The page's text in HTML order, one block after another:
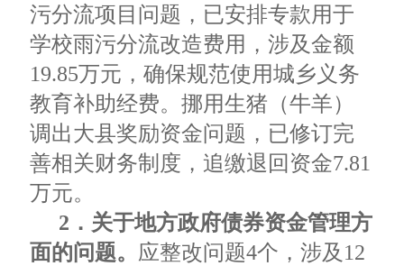
污分流项目问题，已安排专款用于
学校雨污分流改造费用，涉及金额
19.85万元，确保规范使用城乡义务
教育补助经费。挪用生猪（牛羊）
调出大县奖励资金问题，已修订完
善相关财务制度，追缴退回资金7.81
万元。
2．关于地方政府债券资金管理方
面的问题。 应整改问题4个，涉及12